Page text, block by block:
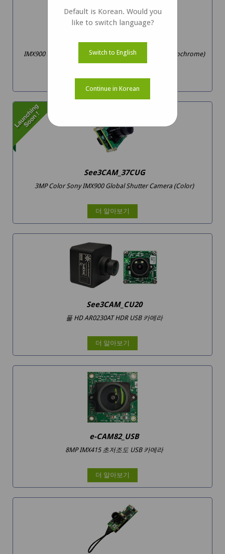
See3CAM_37CUGM
IMX900 3MP QuadHDR Global Shutter Camera (Monochrome)
더 알아보기
See3CAM_37CUG
3MP Color Sony IMX900 Global Shutter Camera (Color)
더 알아보기
See3CAM_CU20
풀 HD AR0230AT HDR USB 카메라
더 알아보기
e-CAM82_USB
8MP IMX415 초저조도 USB 카메라
더 알아보기
Default is Korean. Would you
like to switch language?
Switch to English
Continue in Korean